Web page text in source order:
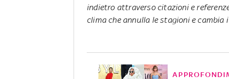
indietro attraverso citazioni e
clima che annulla le